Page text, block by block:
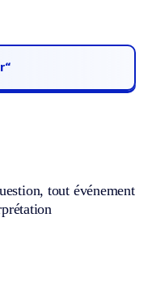
tout événement